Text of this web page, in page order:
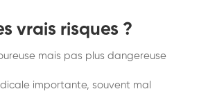
vrais risques ?
mais pas plus dangereuse
importante, souvent mal